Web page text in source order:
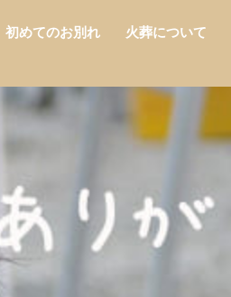
初めてのお別れ 火葬について